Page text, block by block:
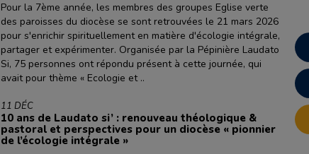
Pour la 7ème année, les membres des groupes Eglise verte
des paroisses du diocèse se sont retrouvées le 21 mars 2026
pour s'enrichir spirituellement en matière d'écologie intégrale,
partager et expérimenter. Organisée par la Pépinière Laudato
Si, 75 personnes ont répondu présent à cette journée, qui
avait pour thème « Ecologie et ..
11 DÉC
10 ans de Laudato si’ : renouveau théologique &
pastoral et perspectives pour un diocèse « pionnier
de l’écologie intégrale »